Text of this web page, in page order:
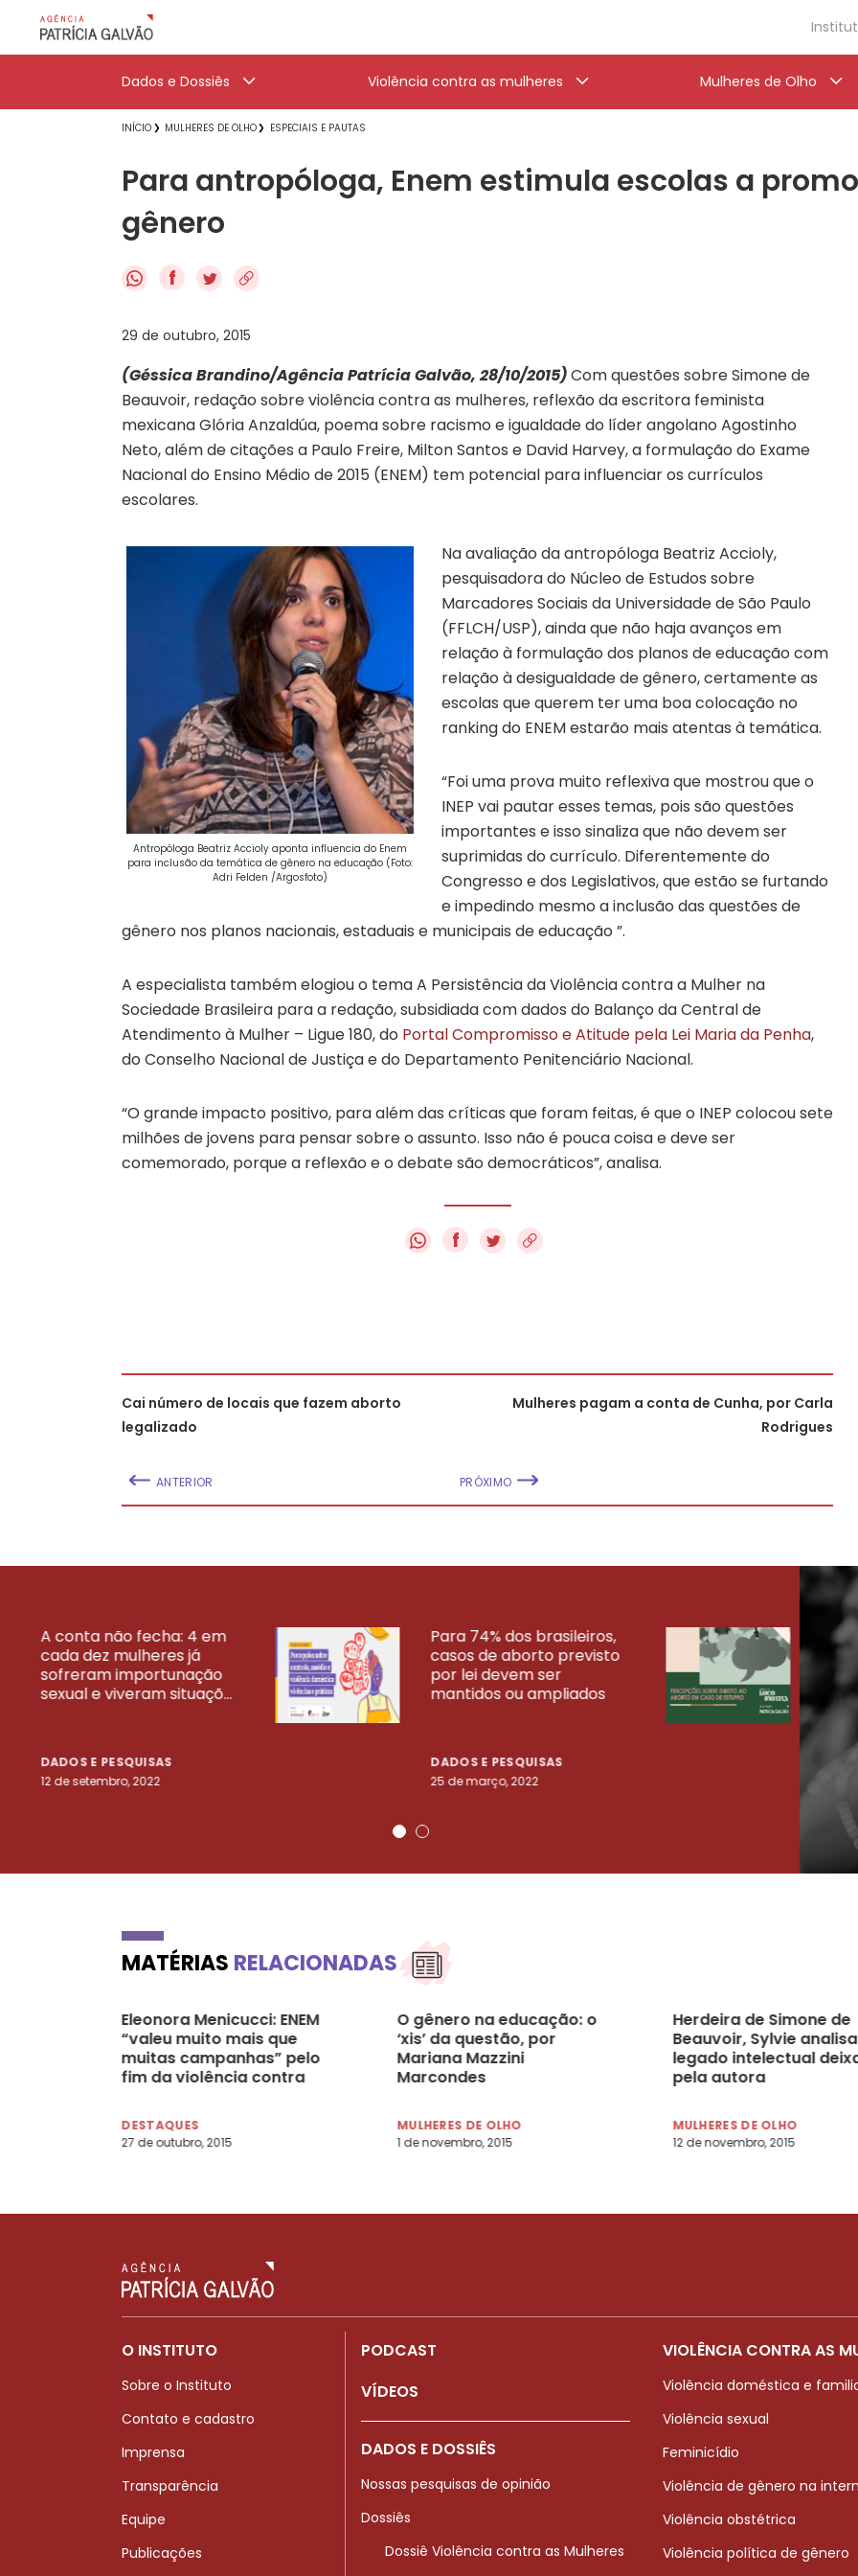
Dados e Dossiês Violência contra as mulheres Mulheres de Olho
INÍCIO MULHERES DE OLHO ESPECIAIS E PAUTAS
Para antropóloga, Enem estimula escolas a
gênero
f
29 de outubro, 2015
(Géssica Brandino/Agência Patrícia Galvão, 28/10/2015)Com questões sobre Simone de
Beauvoir, redação sobre violência contra as mulheres, reflexão da escritora feminista
mexicana Glória Anzaldúa, poema sobre racismo e igualdade do líder angolano Agostinho
Neto, além de citações a Paulo Freire, Milton Santos e David Harvey, a formulação do Exame
Nacional do Ensino Médio de 2015 (ENEM) tem potencial para influenciar os currículos
escolares.
Antropóloga Beatriz Accioly aponta influencia do Enem
para inclusão da temática de gênero na educação (Foto:
Adri Felden /Argosfoto)
Na avaliação da antropóloga Beatriz Accioly,
pesquisadora do Núcleo de Estudos sobre
Marcadores Sociais da Universidade de São Paulo
(FFLCH/USP), ainda que não haja avanços em
relação à formulação dos planos de educação com
relação à desigualdade de gênero, certamente as
escolas que querem ter uma boa colocação no
ranking do ENEM estarão mais atentas à temática.
“Foi uma prova muito reflexiva que mostrou que o
INEP vai pautar esses temas, pois são questões
importantes e isso sinaliza que não devem ser
suprimidas do currículo. Diferentemente do
Congresso e dos Legislativos, que estão se furtando
e impedindo mesmo a inclusão das questões de
gênero nos planos nacionais, estaduais e municipais de educação ”.
A especialista também elogiou o tema A Persistência da Violência contra a Mulher na
Sociedade Brasileira para a redação, subsidiada com dados do Balanço da Central de
Atendimento à Mulher – Ligue 180, do Portal Compromisso e Atitude pela Lei Maria da Penha,
do Conselho Nacional de Justiça e do Departamento Penitenciário Nacional.
“O grande impacto positivo, para além das críticas que foram feitas, é que o INEP colocou sete
milhões de jovens para pensar sobre o assunto. Isso não é pouca coisa e deve ser
comemorado, porque a reflexão e o debate são democráticos”, analisa.
f
Cai número de locais que fazem aborto
legalizado
ANTERIOR
Mulheres pagam a conta de Cunha, por Carla
Rodrigues
PRÓXIMO
A conta não fecha: 4 em
cada dez mulheres já
sofreram importunação
sexual e viveram situaçõ...
DADOS E PESQUISAS
12 de setembro, 2022
Para 74% dos brasileiros,
casos de aborto previsto
por lei devem ser
mantidos ou ampliados
DADOS E PESQUISAS
25 de março, 2022
23
VEJA MAIS PESQUISAS
MATÉRIAS RELACIONADAS
Eleonora Menicucci: ENEM
“valeu muito mais que
muitas campanhas” pelo
fim da violência contra
DESTAQUES
27 de outubro, 2015
O gênero na educação: o
‘xis’ da questão, por
Mariana Mazzini
Marcondes
MULHERES DE OLHO
1 de novembro, 2015
Herdeira de Simone de
Beauvoir, Sylvie
legado intelectual
pela autora
MULHERES DE OLHO
12 de novembro, 2015
O INSTITUTO
Sobre o Instituto
Contato e cadastro
Imprensa
Transparência
Equipe
Publicações
PODCAST
VÍDEOS
DADOS E DOSSIÊS
Nossas pesquisas de opinião
Dossiês
Dossiê Violência contra as Mulheres
VIOLÊNCIA CONTRA AS
Violência doméstica e
Violência sexual
Feminicídio
Violência de gênero na
Violência obstétrica
Violência política de gênero